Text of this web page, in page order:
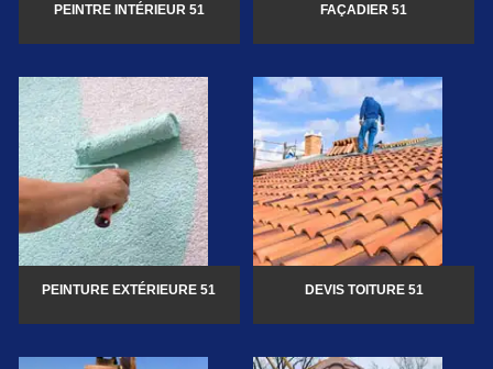
PEINTRE INTÉRIEUR 51 FAÇADIER 51
PEINTURE EXTÉRIEURE 51 DEVIS TOITURE 51